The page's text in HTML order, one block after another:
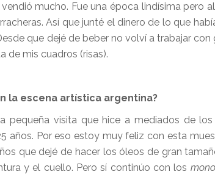
mucho. Fue una época lindísima pero
Así que junté el dinero de lo que
que dejé de beber no volví a trabajar con
de mis cuadros (risas).
la escena artística argentina?
pequeña visita que hice a mediados de
años. Por eso estoy muy feliz con esta
que dejé de hacer los óleos de gran
y el cuello. Pero sí continúo con los